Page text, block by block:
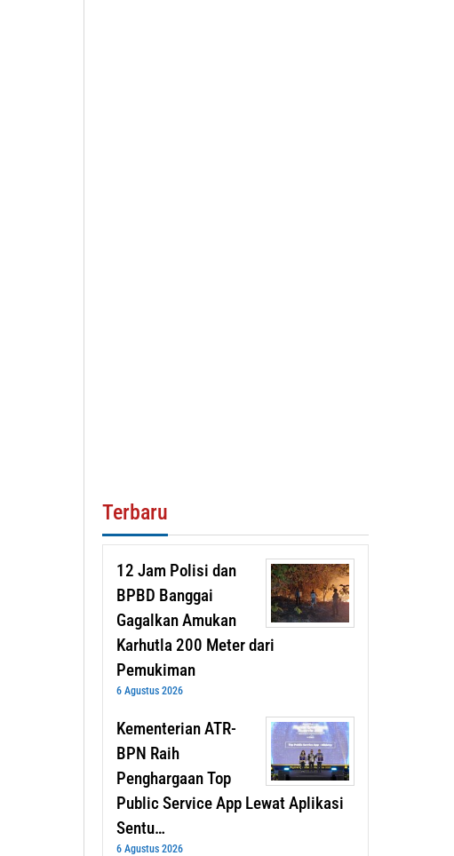
Terbaru
12 Jam Polisi dan
BPBD Banggai
Gagalkan Amukan
Karhutla 200 Meter dari
Pemukiman
6 Agustus 2026
Kementerian ATR-
BPN Raih
Penghargaan Top
Public Service App Lewat Aplikasi
Sentu…
6 Agustus 2026